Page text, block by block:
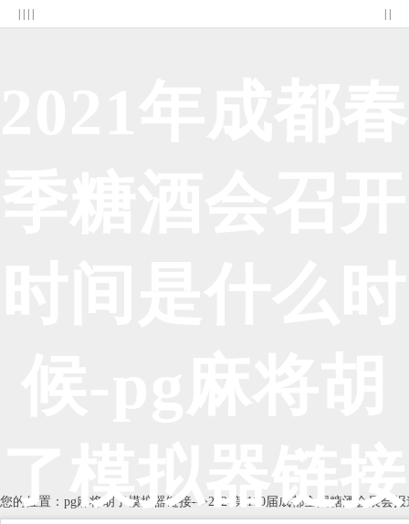
了模拟器链接
您的位置： pg麻将胡了模拟器链接-->2024第110届成都全国糖酒会展会报